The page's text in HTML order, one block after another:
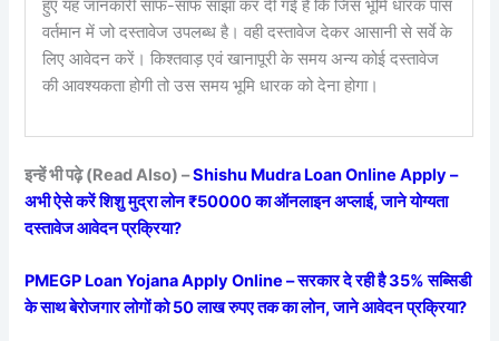
हुए यह जानकारी साफ-साफ साझा कर दी गई है कि जिस भूमि धारक पास
वर्तमान में जो दस्तावेज उपलब्ध है। वही दस्तावेज देकर आसानी से सर्वे के
लिए आवेदन करें। किश्तवाड़ एवं खानापूरी के समय अन्य कोई दस्तावेज
की आवश्यकता होगी तो उस समय भूमि धारक को देना होगा।
इन्हें भी पढ़े (Read Also) –Shishu Mudra Loan Online Apply –
अभी ऐसे करें शिशु मुद्रा लोन ₹50000 का ऑनलाइन अप्लाई, जाने योग्यता
दस्तावेज आवेदन प्रक्रिया?
PMEGP Loan Yojana Apply Online – सरकार दे रही है 35% सब्सिडी
के साथ बेरोजगार लोगों को 50 लाख रुपए तक का लोन, जाने आवेदन प्रक्रिया?